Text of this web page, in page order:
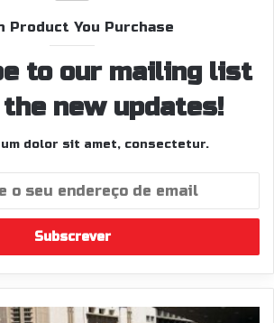
Product You Purchase
to our mailing list
new updates!
dolor sit amet, consectetur.